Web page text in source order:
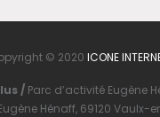
© 2020 ICONE
/ Parc d’activité Eugène
Hénaff, 69120 Vaulx-